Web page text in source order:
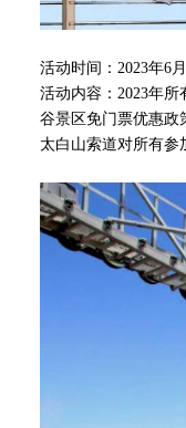
活动时间：2023年6
活动内容：2023年
谷景区免门票优惠政
太白山索道对所有参